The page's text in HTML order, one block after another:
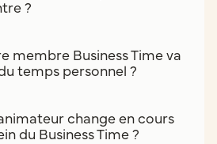
?
membre Business Time va
temps personnel ?
change en cours
du Business Time ?